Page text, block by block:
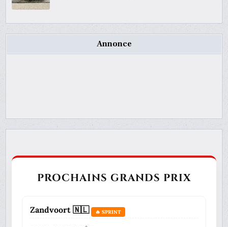
Annonce
PROCHAINS GRANDS PRIX
Zandvoort 🇳🇱 🔥 SPRINT